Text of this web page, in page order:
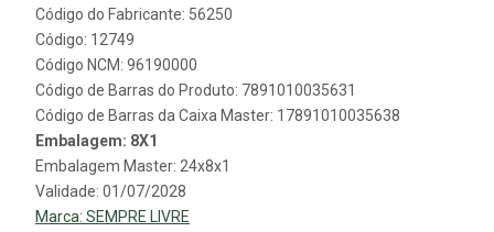
Código do Fabricante: 56250
Código: 12749
Código NCM: 96190000
Código de Barras do Produto: 7891010035631
Código de Barras da Caixa Master: 17891010035638
Embalagem: 8X1
Embalagem Master: 24x8x1
Validade: 01/07/2028
Marca: SEMPRE LIVRE